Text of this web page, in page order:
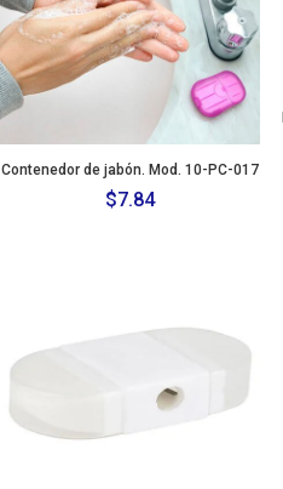
Contenedor de jabón. Mod. 10-PC-017
$7.84